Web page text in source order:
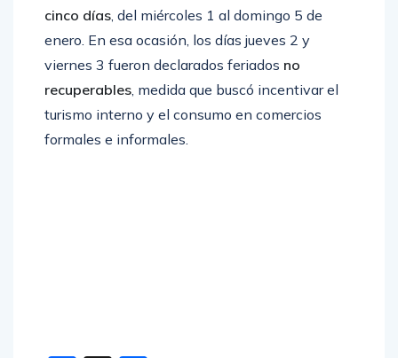
cinco días, del miércoles 1 al domingo 5 de
enero. En esa ocasión, los días jueves 2 y
viernes 3 fueron declarados feriados no
recuperables, medida que buscó incentivar el
turismo interno y el consumo en comercios
formales e informales.